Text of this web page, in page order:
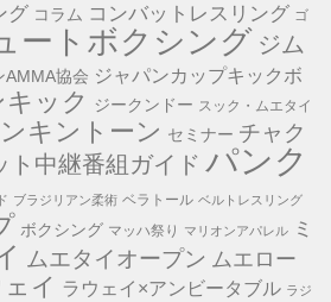
グ コラム コンバットレスリング ゴ
ートボクシング ジム
AMMA協会 ジャパンカップキックボ
ック ジークンドー スック・ムエタイ
キントーン セミナー チャク
ト中継番組ガイド パンク
ブラジリアン柔術 ベラトール ベルトレスリング
ボクシング マッハ祭り マリオンアパレル
ミ
ムエタイオープン ムエロー
イ ラウェイ×アンビータブル ラジ